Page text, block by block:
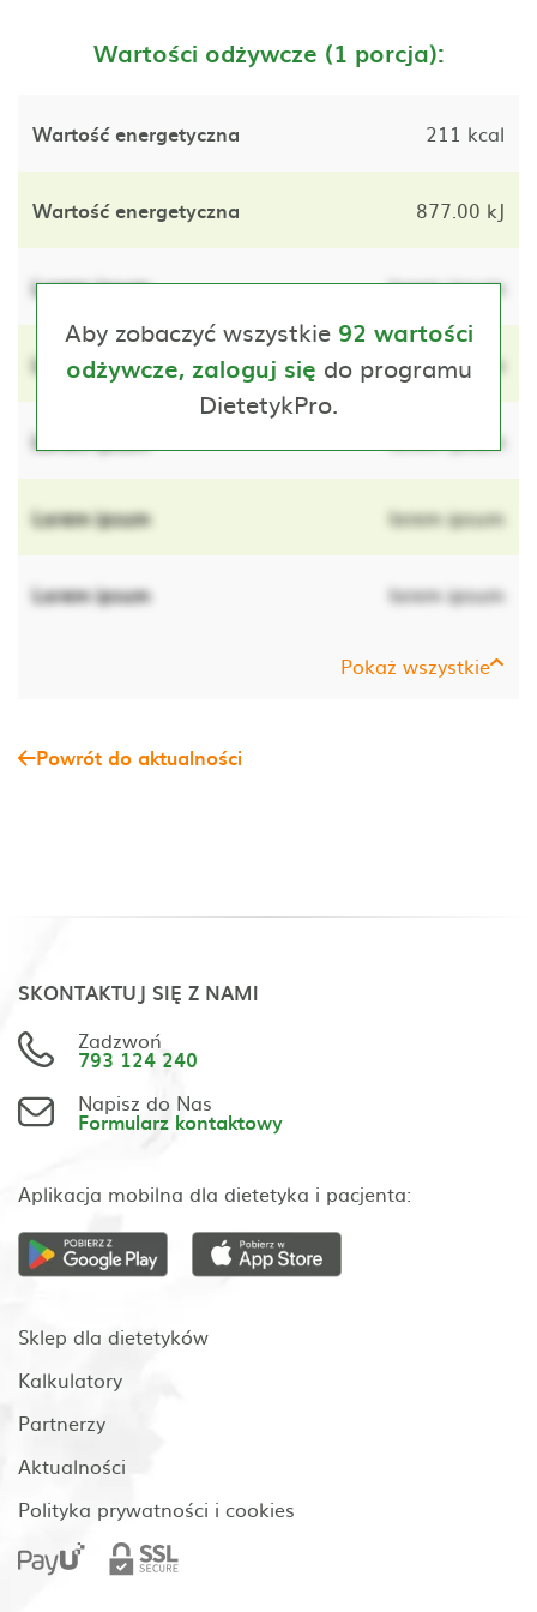
Wartości odżywcze (1 porcja):
Wartość energetyczna 211 kcal
Wartość energetyczna 877.00 kJ
Lorem ipsum lorem ipsum
Lorem ipsum lorem ipsum
Lorem ipsum lorem ipsum
Lorem ipsum lorem ipsum
Lorem ipsum lorem ipsum
Pokaż wszystkie
Aby zobaczyć wszystkie 92 wartości
odżywcze, zaloguj się do programu
DietetykPro.
Powrót do aktualności
SKONTAKTUJ SIĘ Z NAMI
Zadzwoń
793 124 240
Napisz do Nas
Formularz kontaktowy
Aplikacja mobilna dla dietetyka i pacjenta:
Sklep dla dietetyków
Kalkulatory
Partnerzy
Aktualności
Polityka prywatności i cookies